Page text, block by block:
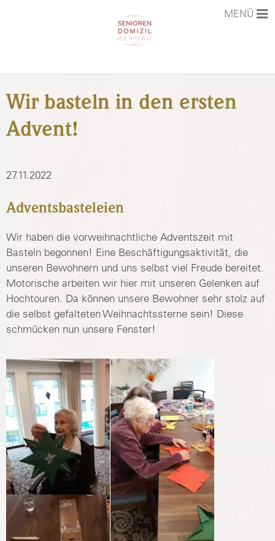
MENÜ
AKTUELLES
KARRIERE
KONTAKT
Wir basteln in den ersten
Advent!
27.11.2022
Adventsbasteleien
Wir haben die vorweihnachtliche Adventszeit mit
Basteln begonnen! Eine Beschäftigungsaktivität, die
unseren Bewohnern und uns selbst viel Freude bereitet.
Motorische arbeiten wir hier mit unseren Gelenken auf
Hochtouren. Da können unsere Bewohner sehr stolz auf
die selbst gefalteten Weihnachtssterne sein! Diese
schmücken nun unsere Fenster!